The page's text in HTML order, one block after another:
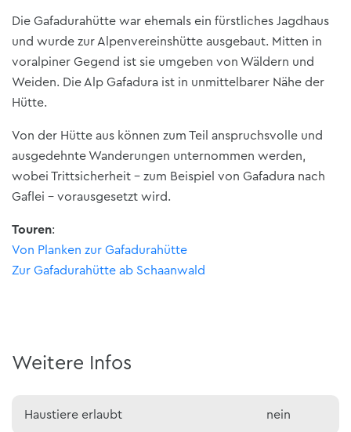
Die Gafadurahütte war ehemals ein fürstliches Jagdhaus
und wurde zur Alpenvereinshütte ausgebaut. Mitten in
voralpiner Gegend ist sie umgeben von Wäldern und
Weiden. Die Alp Gafadura ist in unmittelbarer Nähe der
Hütte.
Von der Hütte aus können zum Teil anspruchsvolle und
ausgedehnte Wanderungen unternommen werden,
wobei Trittsicherheit - zum Beispiel von Gafadura nach
Gaflei - vorausgesetzt wird.
Touren:
Von Planken zur Gafadurahütte
Zur Gafadurahütte ab Schaanwald
Weitere Infos
Haustiere erlaubt nein